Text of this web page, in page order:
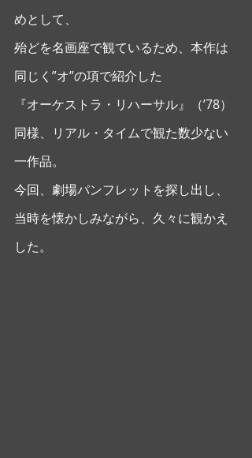
めとして、
殆どを名画座で観ているため、本作は
同じく”オ”の項で紹介した
『オーケストラ・リハーサル』（’78）
同様、リアル・タイムで観た数少ない
一作品。
今回、劇場パンフレットを探し出し、
当時を懐かしみながら、久々に観かえ
した。